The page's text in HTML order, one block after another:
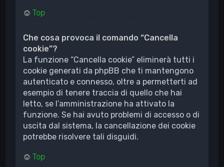
Top
Che cosa provoca il comando “Cancella
cookie”?
La funzione “Cancella cookie” eliminerà tutti i
cookie generati da phpBB che ti mantengono
autenticato e connesso, oltre a permetterti ad
esempio di tenere traccia di quello che hai
letto, se l’amministrazione ha attivato la
funzione. Se hai avuto problemi di accesso o di
uscita dal sistema, la cancellazione dei cookie
potrebbe risolvere tali disguidi.
Top